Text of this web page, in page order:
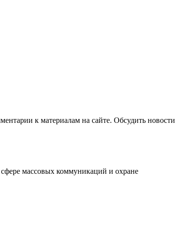
к материалам на сайте. Обсудить новости
массовых коммуникаций и охране